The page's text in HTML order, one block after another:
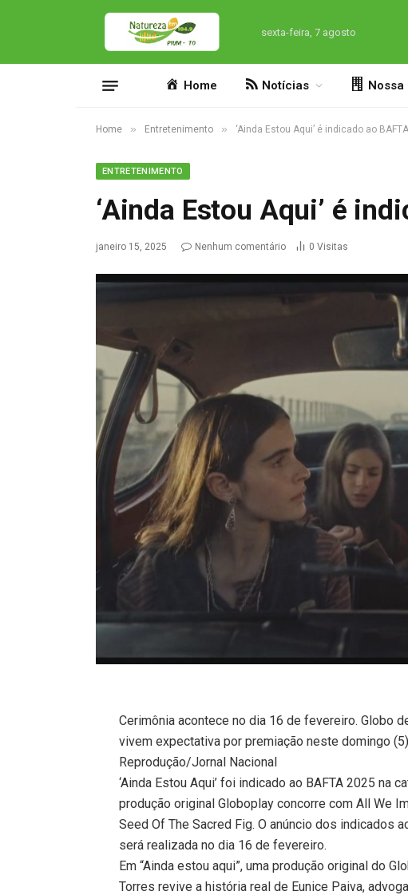
sexta-feira, 7 agosto
Home Notícias Nossa
Home » Entretenimento » ‘Ainda Estou Aqui’ é indicado ao
ENTRETENIMENTO
‘Ainda Estou Aqui’ é
janeiro 15, 2025 Nenhum comentário 0 Visitas
Cerimônia acontece no dia 16 de fevereiro. Globo
vivem expectativa por premiação neste domingo
Reprodução/Jornal Nacional
‘Ainda Estou Aqui’ foi indicado ao BAFTA 2025 na
produção original Globoplay concorre com All We
Seed Of The Sacred Fig. O anúncio dos indicados
será realizada no dia 16 de fevereiro.
Em “Ainda estou aqui”, uma produção original do
Torres revive a história real de Eunice Paiva,